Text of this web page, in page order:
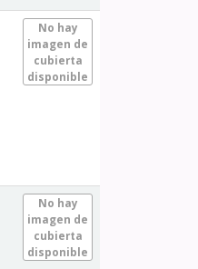
No hay
imagen de
cubierta
disponible
No hay
imagen de
cubierta
disponible